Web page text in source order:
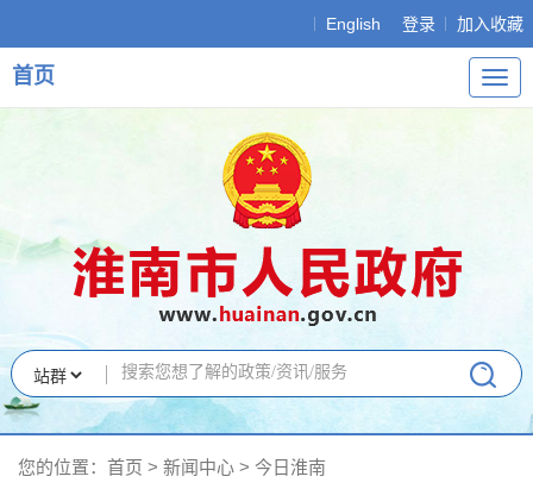
English 登录 加入收藏
导
航
首页
您的位置： 首页 > 新闻中心 > 今日淮南